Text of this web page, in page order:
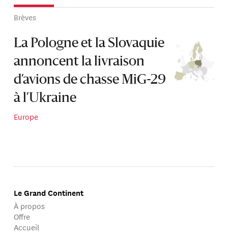
Brèves
La Pologne et la Slovaquie
annoncent la livraison
d’avions de chasse MiG-29
à l’Ukraine
Europe
Le Grand Continent
À propos
Offre
Accueil